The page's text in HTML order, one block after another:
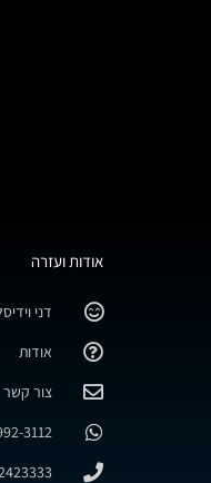
אודות ועזרה
דני
אודות
צור קשר
3112+